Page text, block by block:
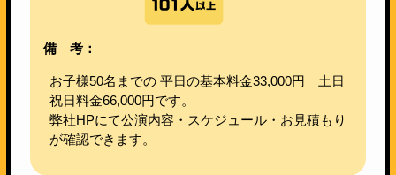
備 考：
お子様50名までの 平日の基本料金33,000円 土日
祝日料金66,000円です。
弊社HPにて公演内容・スケジュール・お見積もり
が確認できます。